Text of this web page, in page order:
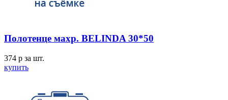
Полотенце махр. BELINDA 30*50
374 p за шт.
купить